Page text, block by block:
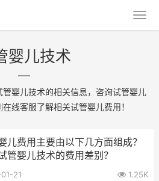
婴儿技术
婴儿技术的相关信息，咨询试管婴儿
线客服了解相关试管婴儿费用！
儿费用主要由以下几方面组成？
管婴儿技术的费用差别？
21 1.25K